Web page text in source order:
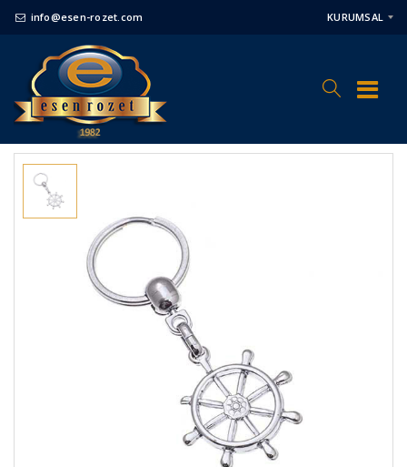
info@esen-rozet.com KURUMSAL